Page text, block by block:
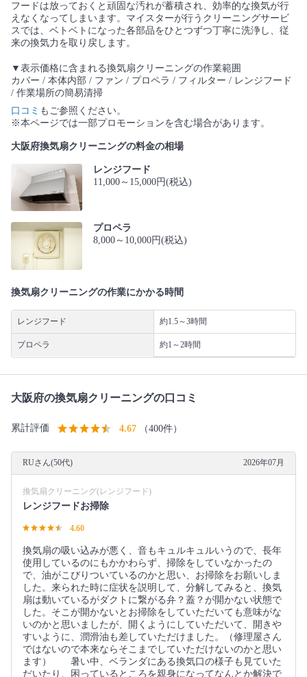
フードは放っておくと頑固な汚れが蓄積され、効率的な換気が行
えなくなってしまいます。マイスターが行うクリーニングサービ
スでは、ベトベトになった各部品をひとつずつ丁寧に洗浄し、従
来の換気力を取り戻します。
▼表示価格に含まれる換気扇クリーニングの作業範囲
カバー / 本体内部 / ファン / プロペラ / フィルター / レンジフード
/ 作業場所の簡易清掃
口コミ もご参照ください。
※本ページでは一部プロモーションを含む場合があります。
大阪府換気扇クリーニングの料金の相場
レンジフード
11,000～15,000円(税込)
プロペラ
8,000～10,000円(税込)
換気扇クリーニングの作業にかかる時間
レンジフード 約1.5～3時間
プロペラ 約1～2時間
大阪府の換気扇クリーニングの口コミ
累計評価 4.67 （400件）
RUさん(50代) 2026年07月
換気扇クリーニング(レンジフード)
レンジフードお掃除
4.60
換気扇の吸い込みが悪く、音もキュルキュルいうので、長年
使用しているのにもかかわらず、掃除をしていなかったの
で、油がこびりついているのかと思い、お掃除をお願いしま
した。来られた時に症状を説明して、分解してみると、換気
扇は動いているがダクトに繋がる弁？蓋？が開かない状態で
した。そこが開かないとお掃除をしていただいても意味がな
いのかと思いましたが、開くようにしていただいて、開きや
すいように、潤滑油も差していただけました。（修理屋さん
ではないので本来ならそこまでしていただけないのかと思い
ます） 暑い中、ベランダにある換気口の様子も見ていた
だいたり、困っているところを親身になってなんとか解決で